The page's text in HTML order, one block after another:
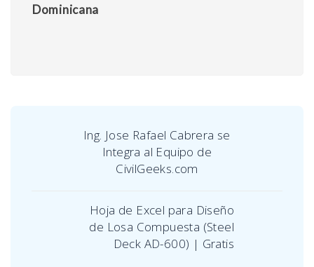
Dominicana
Ing. Jose Rafael Cabrera se
Integra al Equipo de
CivilGeeks.com
Hoja de Excel para Diseño
de Losa Compuesta (Steel
Deck AD-600) | Gratis